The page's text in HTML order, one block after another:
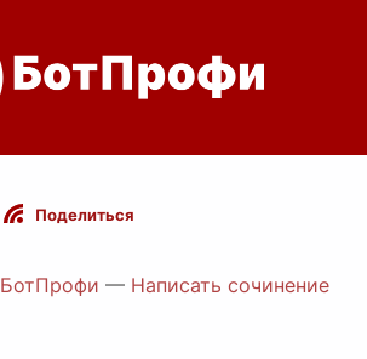
Поделиться
БотПрофи — Написать сочинение